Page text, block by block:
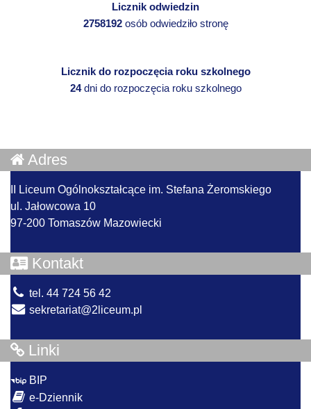
Licznik odwiedzin
2758192osób odwiedziło stronę
Licznik do rozpoczęcia roku szkolnego
24dni do rozpoczęcia roku szkolnego
Adres
II Liceum Ogólnokształcące im. Stefana Żeromskiego
ul. Jałowcowa 10
97-200 Tomaszów Mazowiecki
Kontakt
tel. 44 724 56 42
sekretariat@2liceum.pl
Linki
BIP
e-Dziennik